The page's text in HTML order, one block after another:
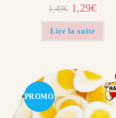
1,49€ Le
prix
initial
était :
1,49€.
1,29€Le
prix
actuel
1,29€.
Lire la suite
PROMO